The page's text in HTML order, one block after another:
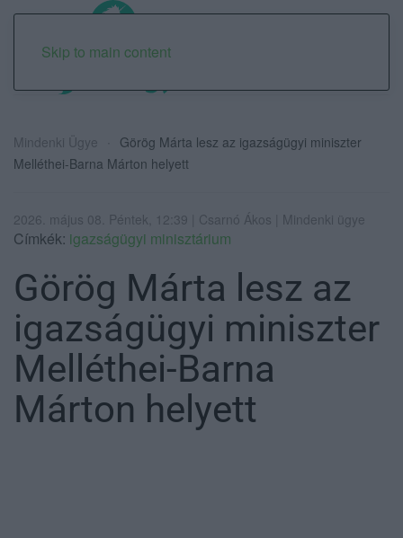
Skip to main content
Mindenki Ügye
Görög Márta lesz az igazságügyi miniszter
Melléthei-Barna Márton helyett
2026. május 08. Péntek, 12:39 | Csarnó Ákos | Mindenki ügye
Címkék: igazságügyi minisztárium
Görög Márta lesz az
igazságügyi miniszter
Melléthei-Barna
Márton helyett